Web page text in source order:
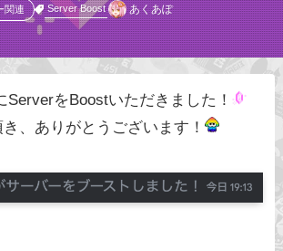
関連 Server Boost あくあぽ
ServerをBoostいただきました！
、ありがとうございます！